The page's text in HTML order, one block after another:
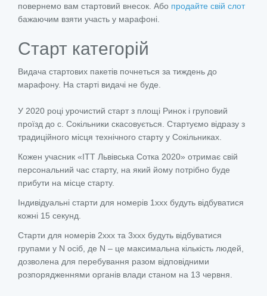
повернемо вам стартовий внесок. Або продайте свій слот
бажаючим взяти участь у марафоні.
Старт категорій
Видача стартових пакетів почнеться за тиждень до
марафону. На старті видачі не буде.
У 2020 році урочистий старт з площі Ринок і груповий
проїзд до с. Сокільники скасовується. Стартуємо відразу з
традиційного місця технічного старту у Сокільниках.
Кожен учасник «ITT Львівська Сотка 2020» отримає свій
персональний час старту, на який йому потрібно буде
прибути на місце старту.
Індивідуальні старти для номерів 1ххх будуть відбуватися
кожні 15 секунд.
Старти для номерів 2ххх та 3ххх будуть відбуватися
групами у N осіб, де N – це максимальна кількість людей,
дозволена для перебування разом відповідними
розпорядженнями органів влади станом на 13 червня.